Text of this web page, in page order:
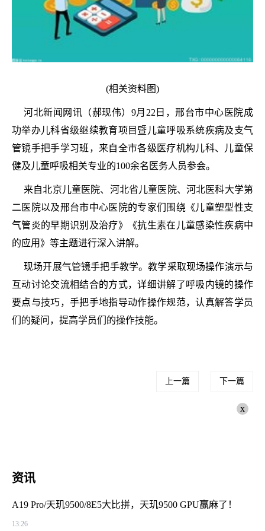
(相关资料图)
河北新闻网讯（郝现伟）9月22日，邢台市中心医院成
功举办儿科省级继续教育项目暨儿童呼吸系统疾病及支气
管镜手把手学习班，来自全市各级医疗机构儿科、儿童保
健及儿童呼吸相关专业的100余名医务人员参会。
来自北京儿童医院、河北省儿童医院、河北医科大学第
二医院以及邢台市中心医院的专家们围绕《儿童塑型性支
气管炎的早期识别及治疗》《抗生素在儿童感染性疾病中
的应用》等主题进行深入讲解。
现场开展气管镜手把手教学。教学采取现场操作演示与
互动讨论交流相结合的方式，详细讲解了呼吸内镜的操作
要点与技巧，手把手地指导动作操作规范，认真解答学员
们的疑问，提高学员们的操作技能。
上一篇 下一篇
x
资讯
A19 Pro/天玑9500/8E5大比拼，天玑9500 GPU赢麻了！
13:26